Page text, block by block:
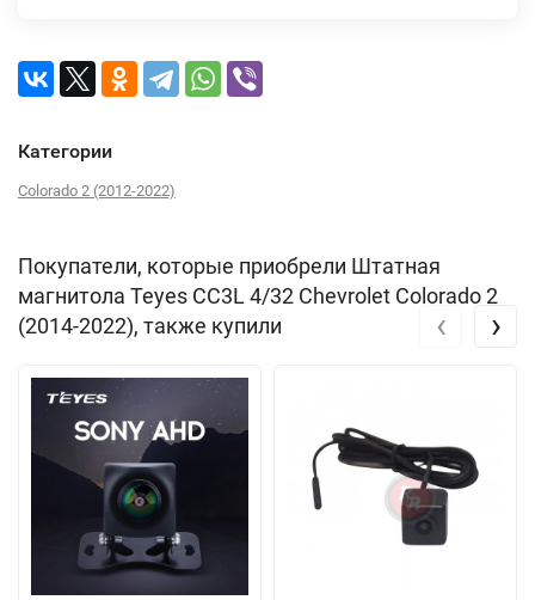
Категории
Colorado 2 (2012-2022)
Покупатели, которые приобрели Штатная
магнитола Teyes CC3L 4/32 Chevrolet Colorado 2
(2014-2022), также купили
‹ ›